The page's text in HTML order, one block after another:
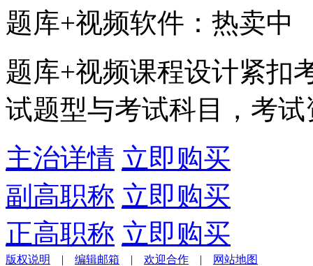
题库+视频软件：热卖中
题库+视频课程设计紧扣
试题型与考试科目，考
主治详情 立即购买
副高职称 立即购买
正高职称 立即购买
版权说明 | 编辑邮箱 | 欢迎合作 | 网站地图